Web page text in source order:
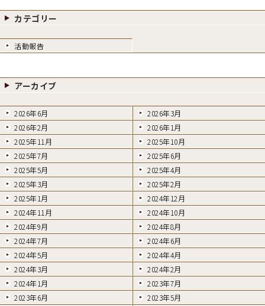
カテゴリー
活動報告
アーカイブ
2026年6月
2026年3月
2026年2月
2026年1月
2025年11月
2025年10月
2025年7月
2025年6月
2025年5月
2025年4月
2025年3月
2025年2月
2025年1月
2024年12月
2024年11月
2024年10月
2024年9月
2024年8月
2024年7月
2024年6月
2024年5月
2024年4月
2024年3月
2024年2月
2024年1月
2023年7月
2023年6月
2023年5月